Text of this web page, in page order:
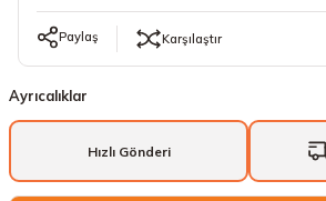
Paylaş Karşılaştır
Ayrıcalıklar
Hızlı Gönderi